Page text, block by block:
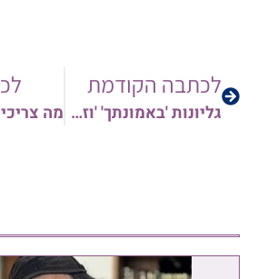
לכתבה הקודמת
גליונות 'באמונתך' 'וזכני לגדל' לפרשת צו שבת הגדול ה'תש"פ – מאת הרב מיכאל זכריהו